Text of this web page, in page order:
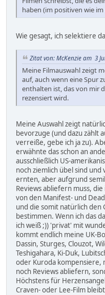
haben (im positiven wie
Wie gesagt, ich selektiere
Zitat von: McKenzie am 3
Meine Filmauswahl zeigt
auf, auch wenn eine Spur
enthalten ist, das von mir
rezensiert wird.
Meine Auswahl zeigt
bevorzuge (und dazu zählt
verreiße, gebe ich ja zu).
erwähnte das schon an
ausschließlich US-
noch ziemlich übel sind
ernten, aber aufgrund
Reviews abliefern muss,
von den Manifest- und
und die somit natürlich den
bestimmen. Wenn ich das
ich weiß ;)) 'privat' mit
kommt endlich meine UK-
Dassin, Sturges, Clouzot,
Teshigahara, Ki-Duk,
oder Kuroda kompensiere,
noch Reviews abliefern,
Höchstens für
Craven- oder Lee-Film